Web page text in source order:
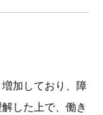
加しており、障
した上で、働き